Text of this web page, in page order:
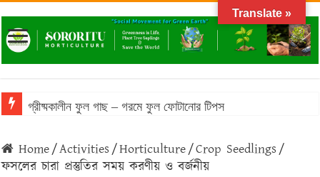
গ্রীষ্মকালীন ফুল গাছ – গরমে ফুল ফোটানোর টিপস
Home/Activities /Horticulture/Crop Seedlings /
ফসলের চারা প্রস্তুতির সময় করণীয় ও বর্জনীয়
Translate »